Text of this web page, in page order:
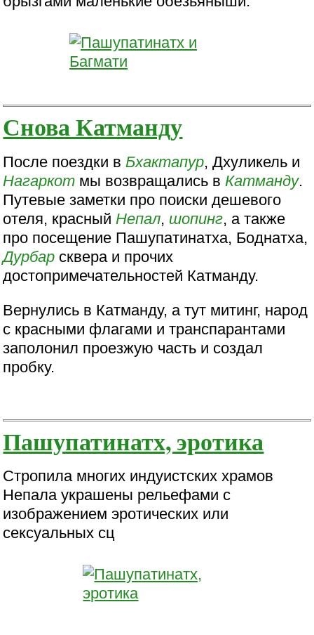
Снова Катманду
После поездки в Бхактапур, Дхуликель и
Нагаркот мы возвращались в Катманду.
Путевые заметки про поиски дешевого
отеля, красный Непал, шопинг, а также
про посещение Пашупатинатха, Боднатха,
Дурбар сквера и прочих
достопримечательностей Катманду.
Вернулись в Катманду, а тут митинг, народ
с красными флагами и транспарантами
заполонил проезжую часть и создал
пробку.
Пашупатинатх, эротика
Стропила многих индуистских храмов
Непала украшены рельефами с
изображением эротических или
сексуальных сц